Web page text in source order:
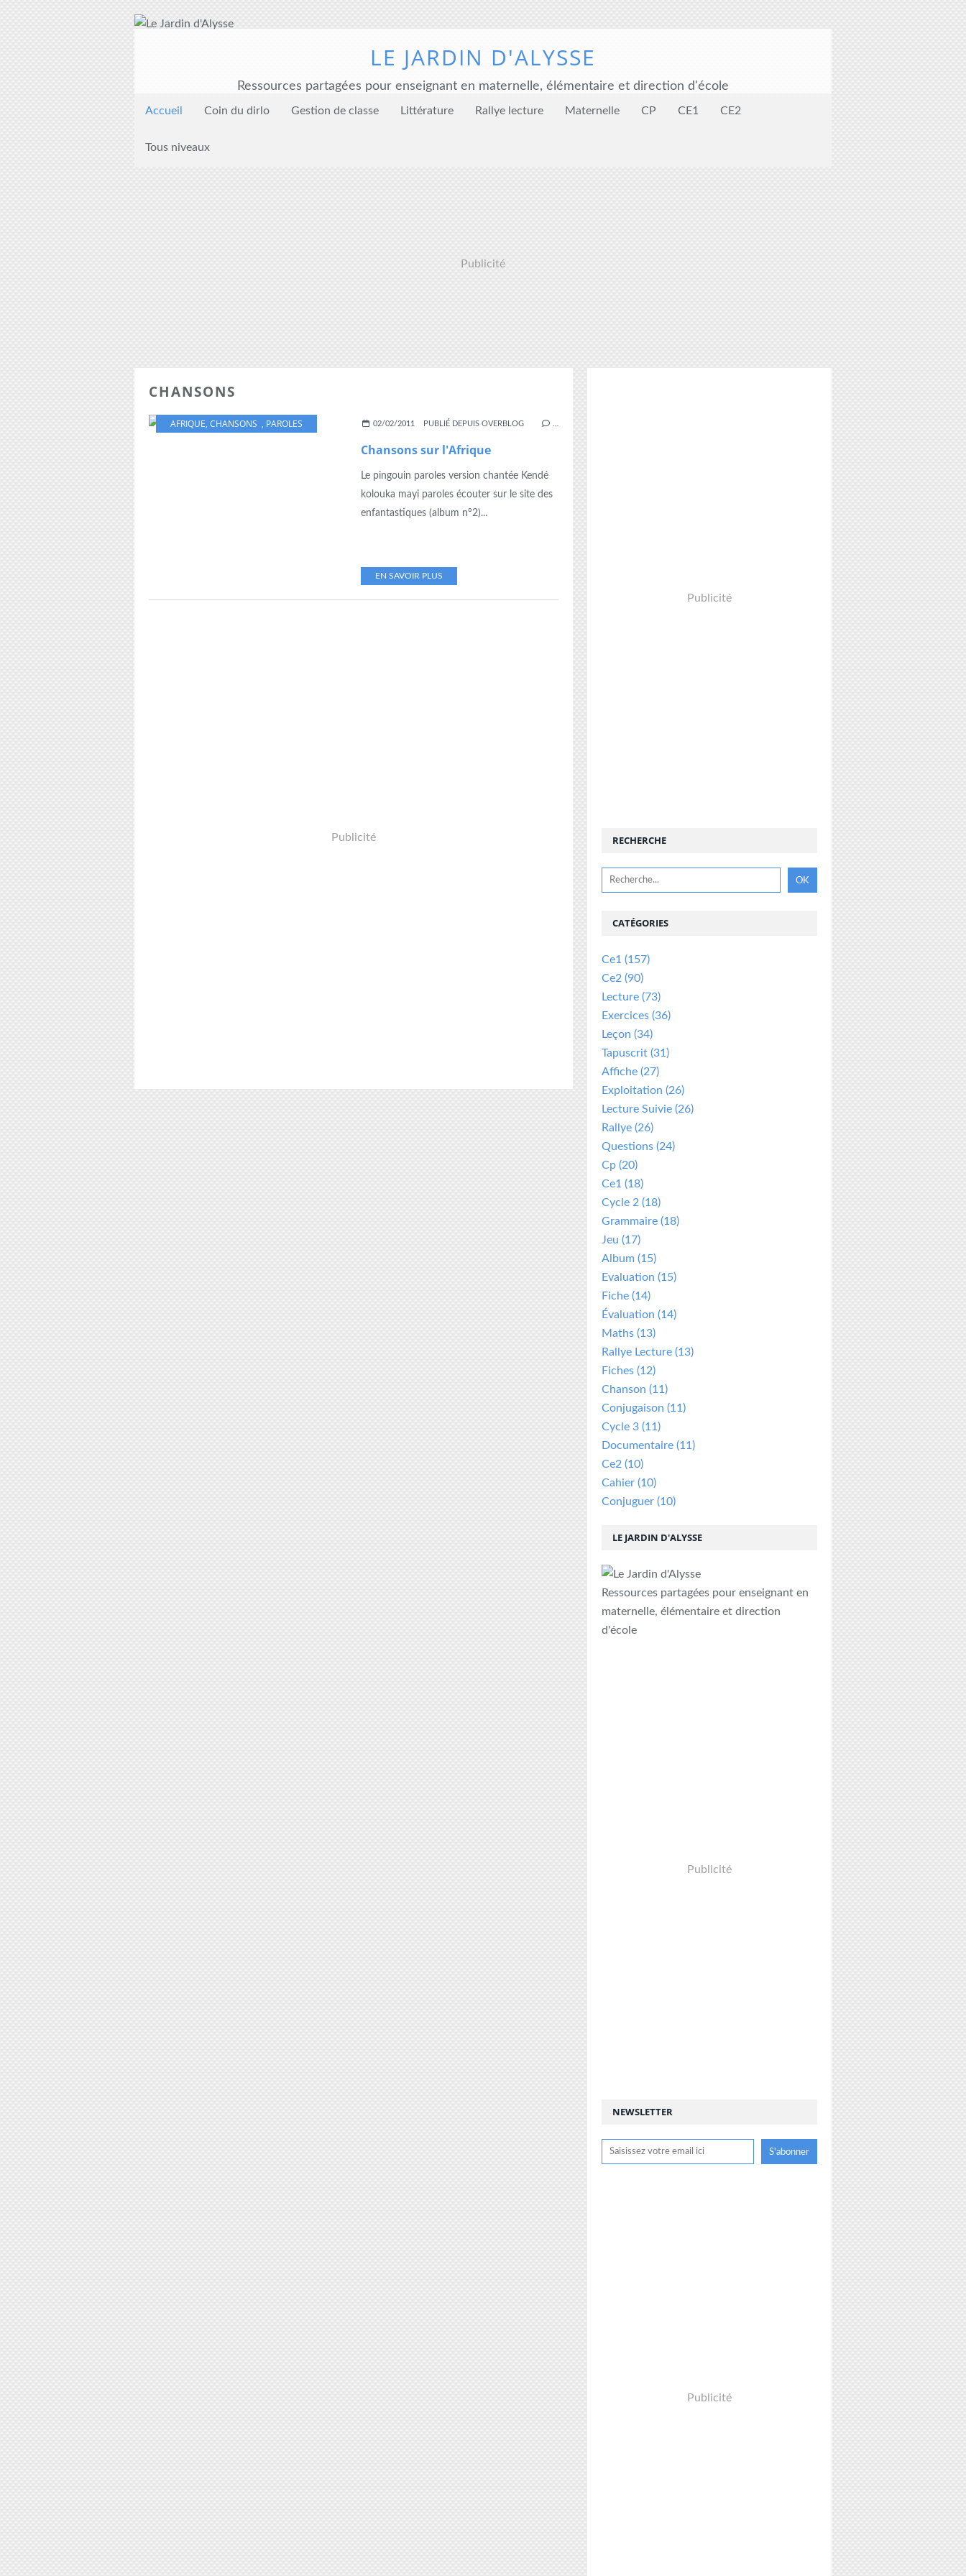
LE JARDIN D'ALYSSE
Ressources partagées pour enseignant en maternelle, élémentaire et direction d'école
Accueil Coin du dirlo Gestion de classe Littérature Rallye lecture Maternelle CP CE1 CE2
Tous niveaux
Publicité
CHANSONS
AFRIQUE, CHANSONS , PAROLES 02/02/2011 PUBLIÉ DEPUIS OVERBLOG
Chansons sur l'Afrique
Le pingouin paroles version chantée Kendé
kolouka mayi paroles écouter sur le site des
enfantastiques (album n°2)...
EN SAVOIR PLUS
Publicité
Publicité
NEWSLETTER
RECHERCHE
LE JARDIN D'ALYSSE
Ressources partagées pour enseignant en
maternelle, élémentaire et direction
d'école
Publicité
CATÉGORIES
Ce1 (157)
Ce2 (90)
Lecture (73)
Exercices (36)
Leçon (34)
Tapuscrit (31)
Affiche (27)
Exploitation (26)
Lecture Suivie (26)
Rallye (26)
Questions (24)
Cp (20)
Ce1 (18)
Cycle 2 (18)
Grammaire (18)
Jeu (17)
Album (15)
Evaluation (15)
Fiche (14)
Évaluation (14)
Maths (13)
Rallye Lecture (13)
Fiches (12)
Chanson (11)
Conjugaison (11)
Cycle 3 (11)
Documentaire (11)
Ce2 (10)
Cahier (10)
Conjuguer (10)
Publicité